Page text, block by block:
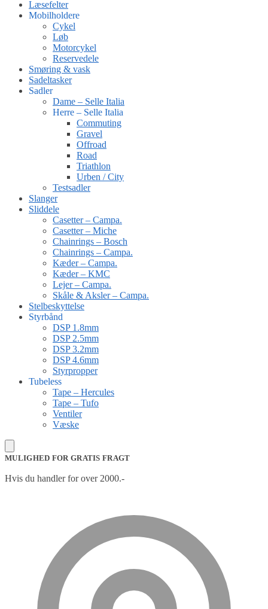
Læsefelter
Mobilholdere
Cykel
Løb
Motorcykel
Reservedele
Smøring & vask
Sadeltasker
Sadler
Dame – Selle Italia
Herre – Selle Italia
Commuting
Gravel
Offroad
Road
Triathlon
Urben / City
Testsadler
Slanger
Sliddele
Casetter – Campa.
Casetter – Miche
Chainrings – Bosch
Chainrings – Campa.
Kæder – Campa.
Kæder – KMC
Lejer – Campa.
Skåle & Aksler – Campa.
Stelbeskyttelse
Styrbånd
DSP 1.8mm
DSP 2.5mm
DSP 3.2mm
DSP 4.6mm
Styrpropper
Tubeless
Tape – Hercules
Tape – Tufo
Ventiler
Væske
MULIGHED FOR GRATIS FRAGT
Hvis du handler for over 2000.-